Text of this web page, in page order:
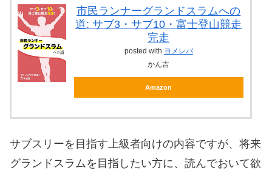
市民ランナーグランドスラムへの
道: サブ3・サブ10・富士登山競走
完走
posted with ヨメレバ
かん吉
Amazon
サブスリーを目指す上級者向けの内容ですが、将来
グランドスラムを目指したい方に、読んでおいて欲